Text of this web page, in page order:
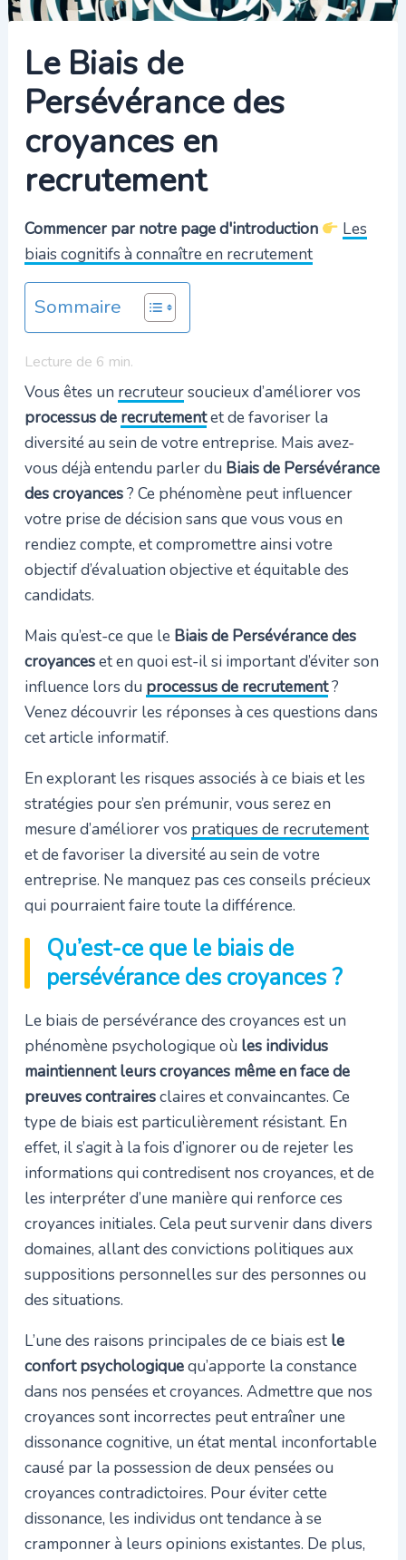
Le Biais de
Persévérance des
croyances en
recrutement
Commencer par notre page d'introduction
Les
biais cognitifs à connaître en recrutement
Sommaire
Lecture de 6 min.
Vous êtes un recruteursoucieux d’améliorer vos
processus de recrutementet de favoriser la
diversité au sein de votre entreprise. Mais avez-
vous déjà entendu parler du Biais de Persévérance
des croyances? Ce phénomène peut influencer
votre prise de décision sans que vous vous en
rendiez compte, et compromettre ainsi votre
objectif d’évaluation objective et équitable des
candidats.
Mais qu’est-ce que le Biais de Persévérance des
croyanceset en quoi est-il si important d’éviter son
influence lors du processus de recrutement?
Venez découvrir les réponses à ces questions dans
cet article informatif.
En explorant les risques associés à ce biais et les
stratégies pour s’en prémunir, vous serez en
mesure d’améliorer vos pratiques de recrutement
et de favoriser la diversité au sein de votre
entreprise. Ne manquez pas ces conseils précieux
qui pourraient faire toute la différence.
Qu’est-ce que le biais de
persévérance des croyances ?
Le biais de persévérance des croyances est un
phénomène psychologique où les individus
maintiennent leurs croyances même en face de
preuves contrairesclaires et convaincantes. Ce
type de biais est particulièrement résistant. En
effet, il s’agit à la fois d’ignorer ou de rejeter les
informations qui contredisent nos croyances, et de
les interpréter d’une manière qui renforce ces
croyances initiales. Cela peut survenir dans divers
domaines, allant des convictions politiques aux
suppositions personnelles sur des personnes ou
des situations.
L’une des raisons principales de ce biais estle
confort psychologiquequ’apporte la constance
dans nos pensées et croyances. Admettre que nos
croyances sont incorrectes peut entraîner une
dissonance cognitive, un état mental inconfortable
causé par la possession de deux pensées ou
croyances contradictoires. Pour éviter cette
dissonance, les individus ont tendance à se
cramponner à leurs opinions existantes. De plus,